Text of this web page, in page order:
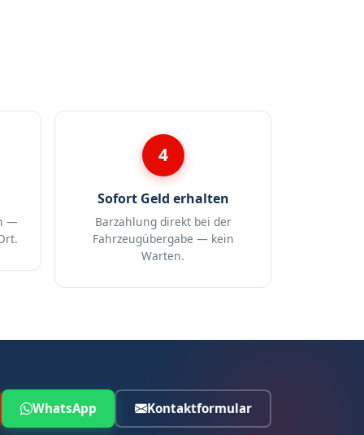
—
4
Sofort Geld erhalten
Barzahlung direkt bei der
Fahrzeugübergabe — kein
Warten.
WhatsApp Kontaktformular